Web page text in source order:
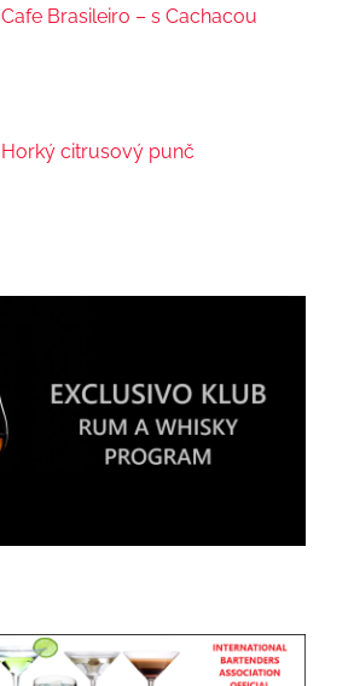
Cafe Brasileiro – s Cachacou
Horký citrusový punč